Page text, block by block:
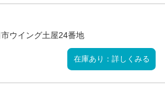
ウイング土屋24番地
在庫あり：詳しくみる